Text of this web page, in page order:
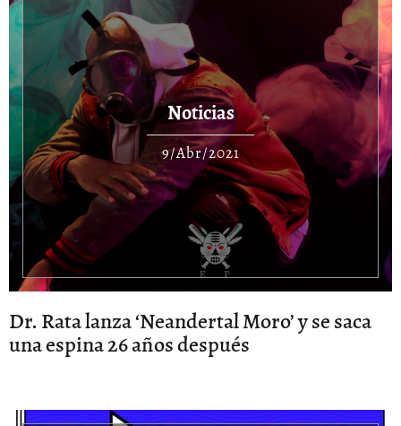
Noticias
9/Abr/2021
Dr. Rata lanza ‘Neandertal Moro’ y se saca
una espina 26 años después